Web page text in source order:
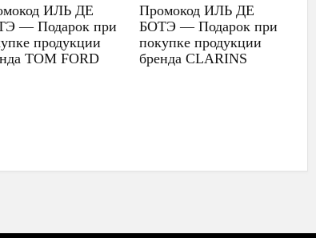
ИЛЬ ДЕ
— Подарок при
продукции
TOM FORD
Промокод ИЛЬ ДЕ
БОТЭ — Подарок при
покупке продукции
бренда CLARINS